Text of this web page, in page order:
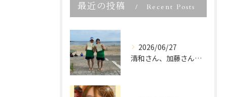
最近の投稿 Recent Posts
2026/06/27
清和さん、加藤さん、宮城県ビーチバレー大会優勝、本当におめで...